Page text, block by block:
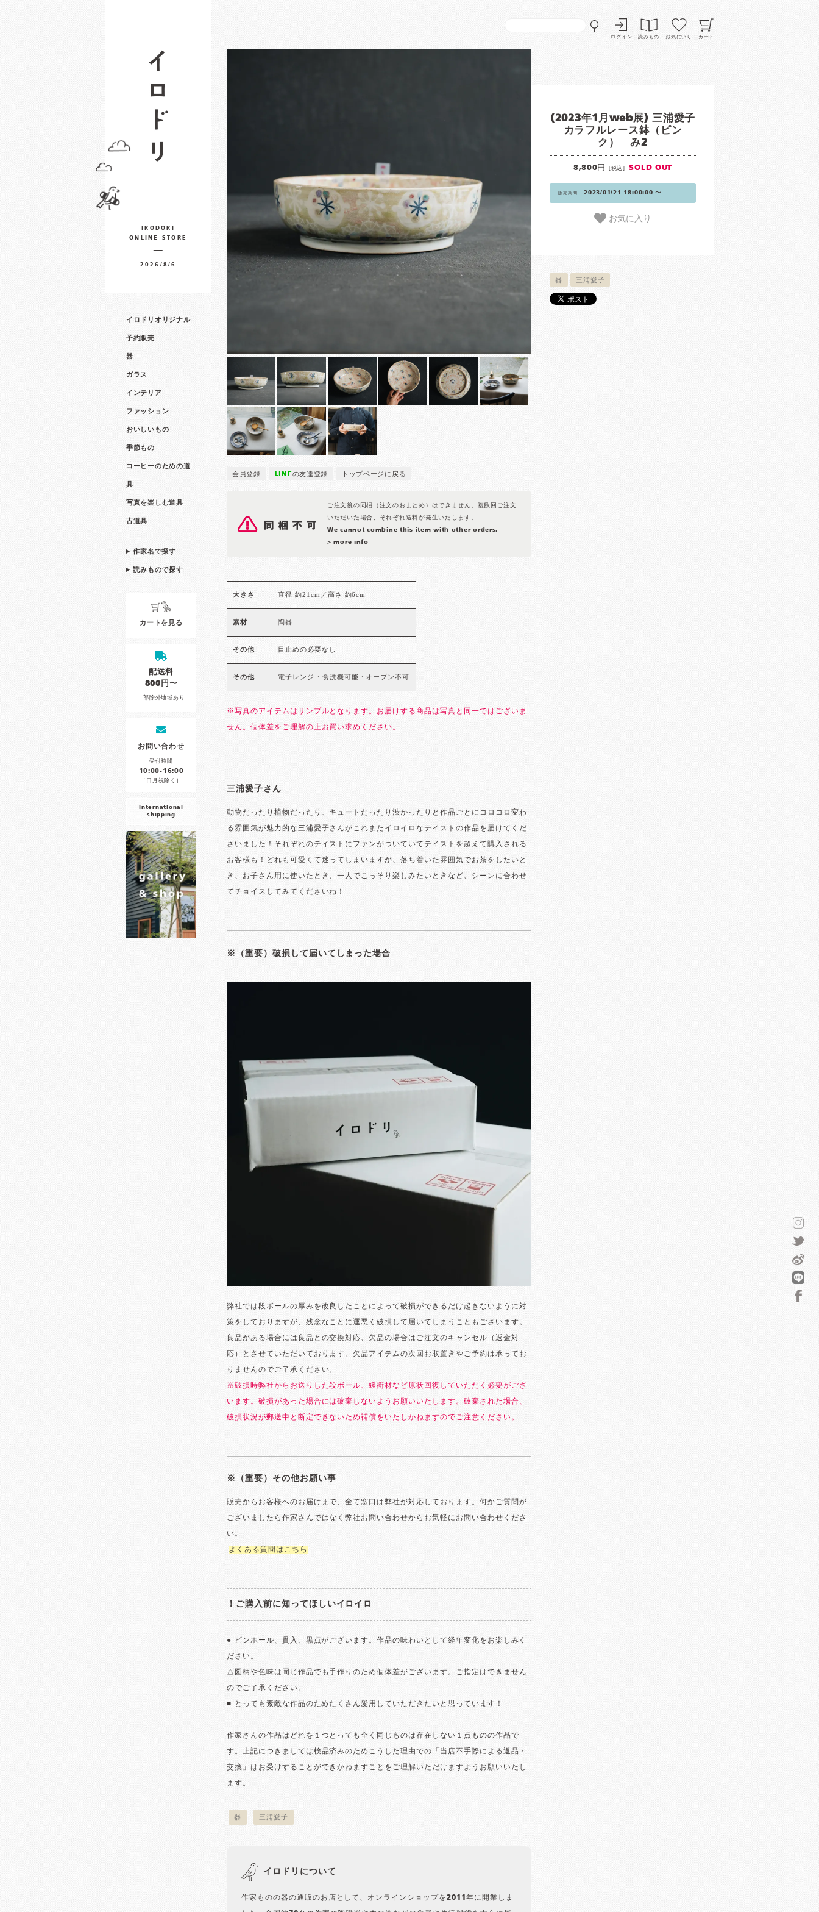
ログイン 読みもの お気にいり カート
IRODORI
ONLINE STORE
2026/8/6
イロドリオリジナル
予約販売
器
ガラス
インテリア
ファッション
おいしいもの
季節もの
コーヒーのための道
具
写真を楽しむ道具
古道具
作家名で探す
読みもので探す
カートを見る
配送料
800円〜
一部除外地域あり
お問い合わせ
受付時間
10:00-16:00
［日月祝除く］
international
shipping
会員登録 LINEの友達登録 トップページに戻る
ご注文後の同梱（注文のおまとめ）はできません。複数回ご注文
いただいた場合、それぞれ送料が発生いたします。
We cannot combine this item with other orders.
> more info
(2023年1月web展) 三浦愛子
カラフルレース鉢（ピン
ク） み2
8,800円 [税込] SOLD OUT
販売期間 2023/01/21 18:00:00 〜
お気に入り
器 三浦愛子
大きさ 直径 約21cm／高さ 約6cm
素材 陶器
その他 目止めの必要なし
その他 電子レンジ・食洗機可能・オーブン不可
※写真のアイテムはサンプルとなります。お届けする商品は写真と同一ではございま
せん。個体差をご理解の上お買い求めください。
三浦愛子さん
動物だったり植物だったり、キュートだったり渋かったりと作品ごとにコロコロ変わ
る雰囲気が魅力的な三浦愛子さんがこれまたイロイロなテイストの作品を届けてくだ
さいました！それぞれのテイストにファンがついていてテイストを超えて購入される
お客様も！どれも可愛くて迷ってしまいますが、落ち着いた雰囲気でお茶をしたいと
き、お子さん用に使いたとき、一人でこっそり楽しみたいときなど、シーンに合わせ
てチョイスしてみてくださいね！
※（重要）破損して届いてしまった場合
弊社では段ボールの厚みを改良したことによって破損ができるだけ起きないように対
策をしておりますが、残念なことに運悪く破損して届いてしまうこともございます。
良品がある場合には良品との交換対応、欠品の場合はご注文のキャンセル（返金対
応）とさせていただいております。欠品アイテムの次回お取置きやご予約は承ってお
りませんのでご了承ください。
※破損時弊社からお送りした段ボール、緩衝材など原状回復していただく必要がござ
います。破損があった場合には破棄しないようお願いいたします。破棄された場合、
破損状況が郵送中と断定できないため補償をいたしかねますのでご注意ください。
※（重要）その他お願い事
販売からお客様へのお届けまで、全て窓口は弊社が対応しております。何かご質問が
ございましたら作家さんではなく弊社お問い合わせからお気軽にお問い合わせくださ
い。
よくある質問はこちら
！ご購入前に知ってほしいイロイロ
● ピンホール、貫入、黒点がございます。作品の味わいとして経年変化をお楽しみく
ださい。
△図柄や色味は同じ作品でも手作りのため個体差がございます。ご指定はできません
のでご了承ください。
■ とっても素敵な作品のためたくさん愛用していただきたいと思っています！
作家さんの作品はどれを１つとっても全く同じものは存在しない１点ものの作品で
す。上記につきましては検品済みのためこうした理由での「当店不手際による返品・
交換」はお受けすることができかねますことをご理解いただけますようお願いいたし
ます。
器 三浦愛子
イロドリについて
作家ものの器の通販のお店として、オンラインショップを2011年に開業しま